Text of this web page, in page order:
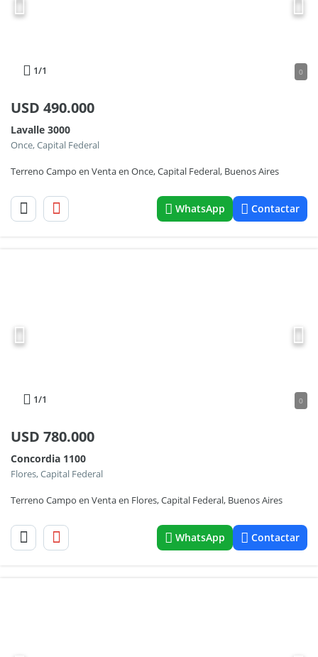
1/1 0
USD 490.000
Lavalle 3000
Once, Capital Federal
Terreno Campo en Venta en Once, Capital Federal, Buenos Aires
WhatsApp Contactar
1/1 0
USD 780.000
Concordia 1100
Flores, Capital Federal
Terreno Campo en Venta en Flores, Capital Federal, Buenos Aires
WhatsApp Contactar